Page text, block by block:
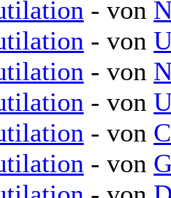
- von
- von
- von
- von
- von
- von